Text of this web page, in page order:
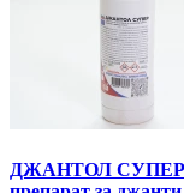
ДЖАНТОЛ СУПЕР -